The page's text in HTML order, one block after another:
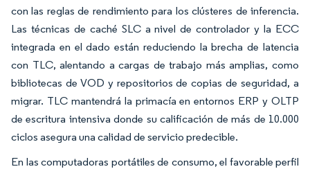
con las reglas de rendimiento para los clústeres de inferencia.
Las técnicas de caché SLC a nivel de controlador y la ECC
integrada en el dado están reduciendo la brecha de latencia
con TLC, alentando a cargas de trabajo más amplias, como
bibliotecas de VOD y repositorios de copias de seguridad, a
migrar. TLC mantendrá la primacía en entornos ERP y OLTP
de escritura intensiva donde su calificación de más de 10.000
ciclos asegura una calidad de servicio predecible.
En las computadoras portátiles de consumo, el favorable perfil